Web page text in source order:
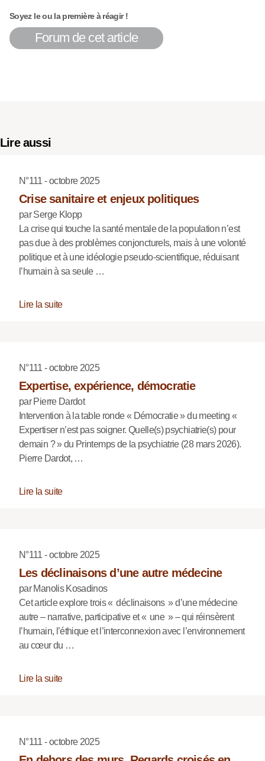
Soyez le ou la première à réagir !
Forum de cet article
Lire aussi
N°111 - octobre 2025
Crise sanitaire et enjeux politiques
par Serge Klopp
La crise qui touche la santé mentale de la population n’est
pas due à des problèmes conjoncturels, mais à une volonté
politique et à une idéologie pseudo-scientifique, réduisant
l’humain à sa seule …
Lire la suite
N°111 - octobre 2025
Expertise, expérience, démocratie
par Pierre Dardot
Intervention à la table ronde « Démocratie » du meeting «
Expertiser n’est pas soigner. Quelle(s) psychiatrie(s) pour
demain ? » du Printemps de la psychiatrie (28 mars 2026).
Pierre Dardot, …
Lire la suite
N°111 - octobre 2025
Les déclinaisons d’une autre médecine
par Manolis Kosadinos
Cet article explore trois « déclinaisons » d’une médecine
autre – narrative, participative et « une » – qui réinsèrent
l’humain, l’éthique et l’interconnexion avec l’environnement
au cœur du …
Lire la suite
N°111 - octobre 2025